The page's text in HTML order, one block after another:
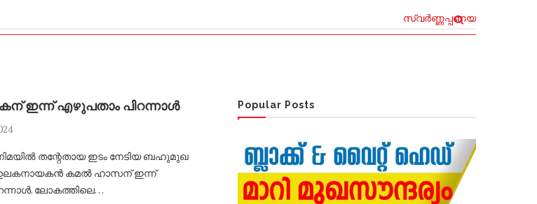
സ്വര്‍ണ്ണപ്പണയ വായ്പ്പകൾക്ക്
ഇന്ന് എഴുപതാം പിറന്നാൾ
തന്റേതായ ഇടം നേടിയ ബഹുമുഖ
കമൽ ഹാസന് ഇന്ന്
ലോകത്തിലെ…
Popular Posts